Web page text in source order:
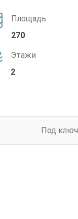
Площадь
270
Этажи
2
Под ключ